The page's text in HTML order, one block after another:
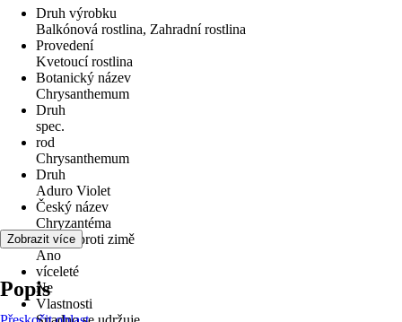
Druh výrobku
Balkónová rostlina, Zahradní rostlina
Provedení
Kvetoucí rostlina
Botanický název
Chrysanthemum
Druh
spec.
rod
Chrysanthemum
Druh
Aduro Violet
Český název
Chryzantéma
odolné proti zimě
Ano
víceleté
Ne
Vlastnosti
Zobrazit více
Popis